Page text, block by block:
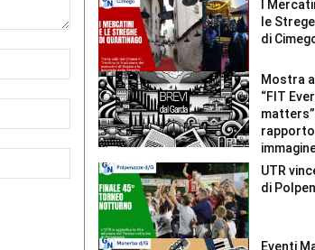
Nome:*
Email:*
Web:
I
le
di
Mostra
“FIT
UTR
di
Eventi